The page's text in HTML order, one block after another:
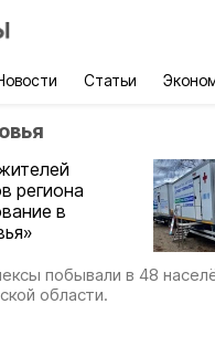
Статьи
региона
в
побывали в 48
области.